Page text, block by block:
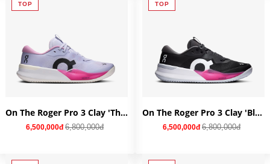
TOP
On The Roger Pro 3 Clay 'Thistle Pink' (w) 3WG10734757
6,500,000đ 6,800,000đ
TOP
On The Roger Pro 3 Clay 'Black Pink' (w) 3WG10732890
6,500,000đ 6,800,000đ